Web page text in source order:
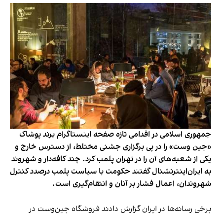
جمهوری اسلامی در اقدامی تازه صفحه اینستاگرام برند پوشاک
«جین وست» را در پی برگزاری جشنی مختلط، از دسترس خارج و
یکی از شعبه‌های آن را در تهران پلمب کرد. چند کافه‌‌دار و شهروند
به ایران‌اینترنشنال گفتند حکومت با سیاست پلمب درصدد کنترل
شهروندان، اعمال فشار بر آنان و انتقام‌گیری است.
برخی رسانه‌ها در ایران گزارش دادند فروشگاه جین‌وست در